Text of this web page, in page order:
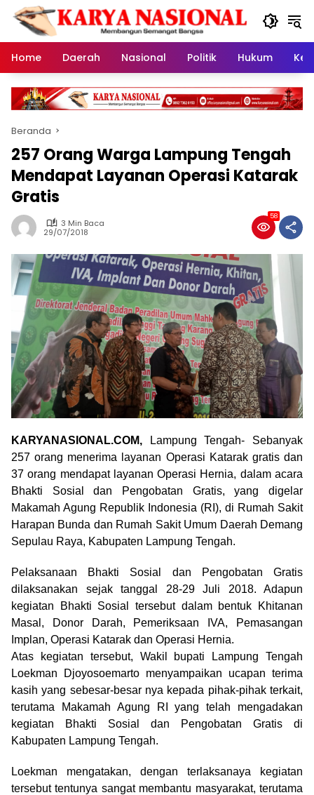
Langsung
konten
Home
Daerah Nasional Politik Hukum
Beranda
257 Orang Warga Lampung Tengah
Mendapat Layanan Operasi Katarak
Gratis
3 Min Baca
29/07/2018
58
KARYANASIONAL.COM,
Lampung Tengah- Sebanyak
257 orang menerima layanan Operasi Katarak gratis dan
37 orang mendapat layanan Operasi Hernia, dalam acara
Bhakti Sosial dan Pengobatan Gratis, yang digelar
Makamah Agung Republik Indonesia (RI), di Rumah Sakit
Harapan Bunda dan Rumah Sakit Umum Daerah Demang
Sepulau Raya, Kabupaten Lampung Tengah.
Pelaksanaan Bhakti Sosial dan Pengobatan Gratis
dilaksanakan sejak tanggal 28-29 Juli 2018. Adapun
kegiatan Bhakti Sosial tersebut dalam bentuk Khitanan
Masal, Donor Darah, Pemeriksaan IVA, Pemasangan
Implan, Operasi Katarak dan Operasi Hernia.
Atas kegiatan tersebut, Wakil bupati Lampung Tengah
Loekman Djoyosoemarto menyampaikan ucapan terima
kasih yang sebesar-besar nya kepada pihak-pihak terkait,
terutama Makamah Agung RI yang telah mengadakan
kegiatan Bhakti Sosial dan Pengobatan Gratis di
Kabupaten Lampung Tengah.
Loekman mengatakan, dengan terlaksanaya kegiatan
tersebut tentunya sangat membantu masyarakat, terutama